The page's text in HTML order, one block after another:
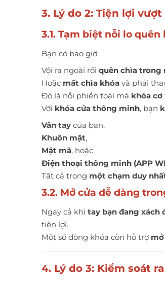
3. Lý do 2: Tiện lợi
3.1. Tạm biệt nỗi lo
Bạn có bao giờ:
Vội ra ngoài rồi quên chìa trong
Hoặc mất chìa khóa và phải
Đó là nỗi phiền toái mà khóa
Với khóa cửa thông minh, bạn
Vân tay của bạn,
Khuôn mặt,
Mật mã, hoặc
Điện thoại thông minh (APP
Tất cả trong một chạm duy
3.2. Mở cửa dễ dàng
Ngay cả khi tay bạn đang xách
tiện lợi.
Một số dòng khóa còn hỗ trợ
4. Lý do 3: Kiểm soát